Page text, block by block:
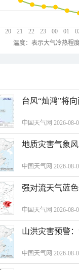
20 21 22 23 00 01
温度：表示大气冷热程
台风“灿鸿”将
中国天气网 2026-08-
地质灾害气象
中国天气网 2026-08-
强对流天气蓝
中国天气网 2026-08-
山洪灾害预警
中国天气网 2026-08-